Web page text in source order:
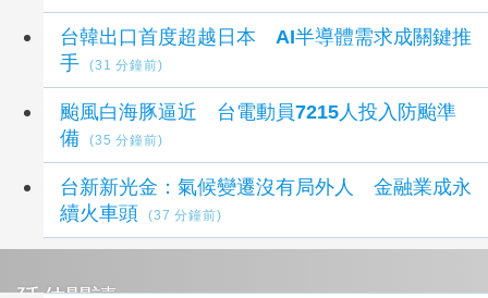
台韓出口首度超越日本 AI半導體需求成關鍵推
手
(31 分鐘前)
颱風白海豚逼近 台電動員7215人投入防颱準
備
(35 分鐘前)
台新新光金：氣候變遷沒有局外人 金融業成永
續火車頭
(37 分鐘前)